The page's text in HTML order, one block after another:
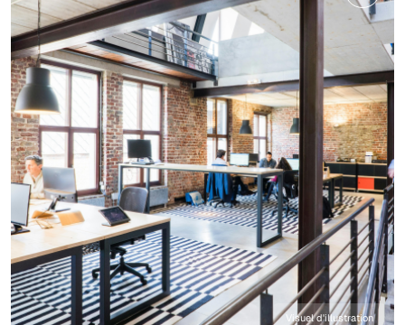
Visuel d'illustration